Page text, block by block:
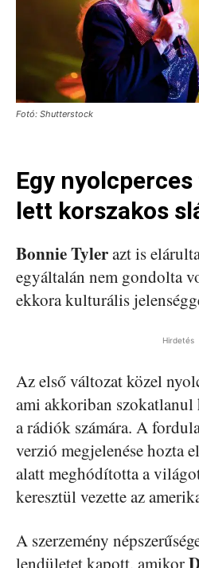
Fotó: Shutterstock
Egy
lett korszakos
Bonnie Tylerazt is
egyáltalán nem gondolta
ekkora kulturális
Hirdetés
Az első változat közel
ami akkoriban szokatlanul
a rádiók számára. A
verzió megjelenése hozta
alatt meghódította a
keresztül vezette az
A szerzemény